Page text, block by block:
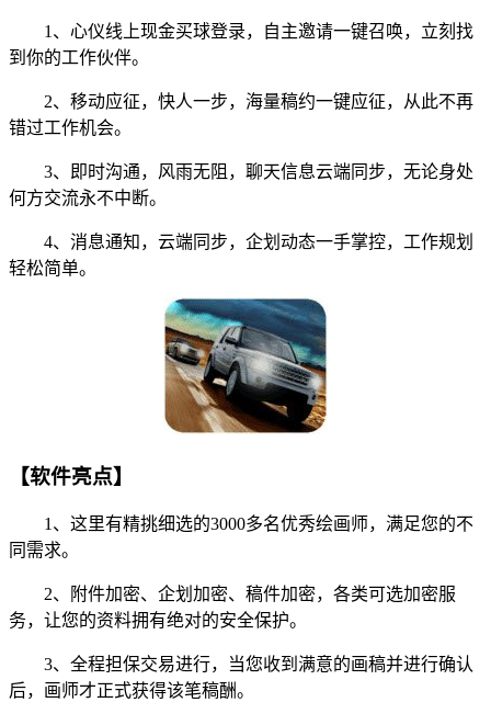
1、心仪线上现金买球登录，自主邀请一键召唤，立刻找
到你的工作伙伴。
2、移动应征，快人一步，海量稿约一键应征，从此不再
错过工作机会。
3、即时沟通，风雨无阻，聊天信息云端同步，无论身处
何方交流永不中断。
4、消息通知，云端同步，企划动态一手掌控，工作规划
轻松简单。
【软件亮点】
1、这里有精挑细选的3000多名优秀绘画师，满足您的不
同需求。
2、附件加密、企划加密、稿件加密，各类可选加密服
务，让您的资料拥有绝对的安全保护。
3、全程担保交易进行，当您收到满意的画稿并进行确认
后，画师才正式获得该笔稿酬。